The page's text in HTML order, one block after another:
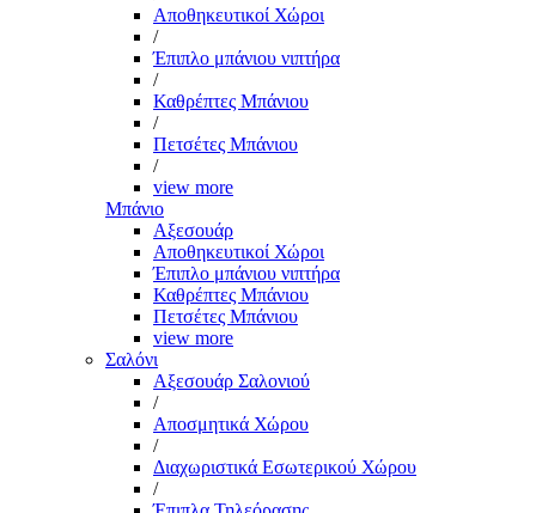
Αποθηκευτικοί Χώροι
/
Έπιπλο μπάνιου νιπτήρα
/
Καθρέπτες Μπάνιου
/
Πετσέτες Μπάνιου
/
view more
Μπάνιο
Αξεσουάρ
Αποθηκευτικοί Χώροι
Έπιπλο μπάνιου νιπτήρα
Καθρέπτες Μπάνιου
Πετσέτες Μπάνιου
view more
Σαλόνι
Αξεσουάρ Σαλονιού
/
Αποσμητικά Χώρου
/
Διαχωριστικά Εσωτερικού Χώρου
/